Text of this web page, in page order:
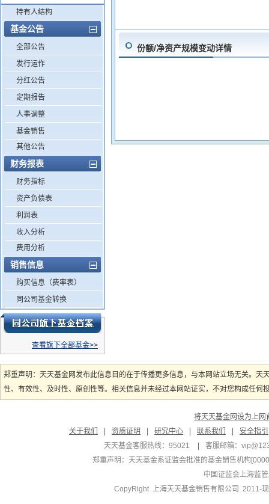
持有人结构
基金公告
全部公告
发行运作
分红公告
定期报告
人事调整
基金销售
其他公告
财务报表
财务指标
资产负债表
利润表
收入分析
费用分析
销售信息
购买信息（费率表）
同公司基金转换
查看旗下全部基金>>
份额/净资产规模变动详情
郑重声明：天天基金网发布此信息目的在于传播更多信息，与本网站立场无关。
性、有效性、及时性、原创性等。相关信息并未经过本网站证实，不对您构成任
将天天基金网设为上网
关于我们
资质证明 研究中心 联系我们
安全指引
天天基金客服热线：95021
客服邮箱：
郑重声明： 天天基金系证监会批准的基金销售机构
中国证监会上海监
CopyRight 上海天天基金销售有限公司 2011-